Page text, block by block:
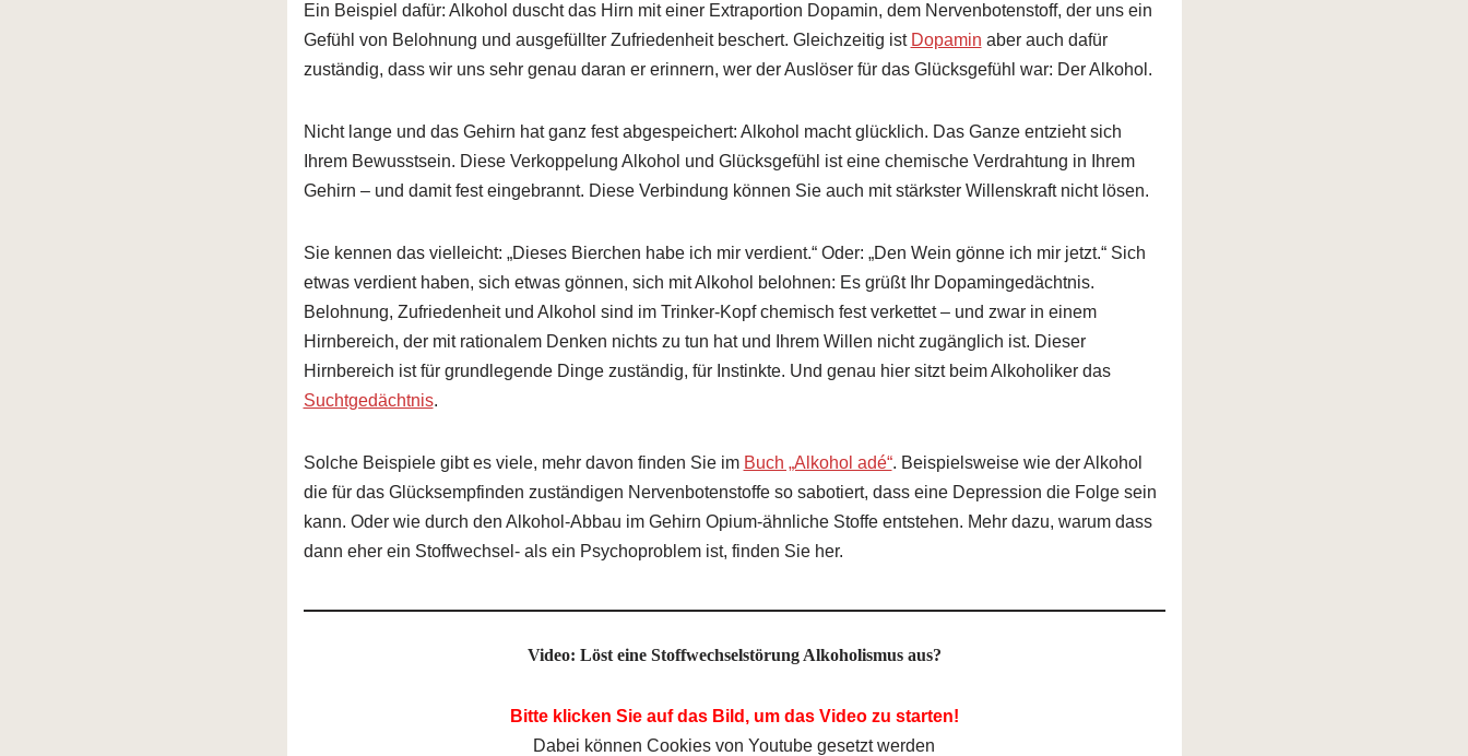
Ein Beispiel dafür: Alkohol duscht das Hirn mit einer Extraportion Dopamin, dem Nervenbotenstoff, der uns ein
Gefühl von Belohnung und ausgefüllter Zufriedenheit beschert. Gleichzeitig ist Dopamin aber auch dafür
zuständig, dass wir uns sehr genau daran er erinnern, wer der Auslöser für das Glücksgefühl war: Der Alkohol.
Nicht lange und das Gehirn hat ganz fest abgespeichert: Alkohol macht glücklich. Das Ganze entzieht sich
Ihrem Bewusstsein. Diese Verkoppelung Alkohol und Glücksgefühl ist eine chemische Verdrahtung in Ihrem
Gehirn – und damit fest eingebrannt. Diese Verbindung können Sie auch mit stärkster Willenskraft nicht lösen.
Sie kennen das vielleicht: „Dieses Bierchen habe ich mir verdient.“ Oder: „Den Wein gönne ich mir jetzt.“ Sich
etwas verdient haben, sich etwas gönnen, sich mit Alkohol belohnen: Es grüßt Ihr Dopamingedächtnis.
Belohnung, Zufriedenheit und Alkohol sind im Trinker-Kopf chemisch fest verkettet – und zwar in einem
Hirnbereich, der mit rationalem Denken nichts zu tun hat und Ihrem Willen nicht zugänglich ist. Dieser
Hirnbereich ist für grundlegende Dinge zuständig, für Instinkte. Und genau hier sitzt beim Alkoholiker das
Suchtgedächtnis.
Solche Beispiele gibt es viele, mehr davon finden Sie im Buch „Alkohol adé“. Beispielsweise wie der Alkohol
die für das Glücksempfinden zuständigen Nervenbotenstoffe so sabotiert, dass eine Depression die Folge sein
kann. Oder wie durch den Alkohol-Abbau im Gehirn Opium-ähnliche Stoffe entstehen. Mehr dazu, warum dass
dann eher ein Stoffwechsel- als ein Psychoproblem ist, finden Sie her.
Video: Löst eine Stoffwechselstörung Alkoholismus aus?
Bitte klicken Sie auf das Bild, um das Video zu starten!
Dabei können Cookies von Youtube gesetzt werden